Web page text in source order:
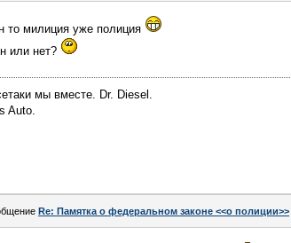
то милиция уже полиция
или нет?
мы вместе. Dr. Diesel.
Auto.
Re: Памятка о федеральном законе <<о полиции>>